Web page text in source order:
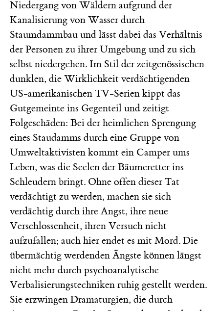
Niedergang von Wäldern aufgrund der
Kanalisierung von Wasser durch
Staumdammbau und lässt dabei das Verhältnis
der Personen zu ihrer Umgebung und zu sich
selbst niedergehen. Im Stil der zeitgenössischen
dunklen, die Wirklichkeit verdächtigenden
US-amerikanischen TV-Serien kippt das
Gutgemeinte ins Gegenteil und zeitigt
Folgeschäden: Bei der heimlichen Sprengung
eines Staudamms durch eine Gruppe von
Umweltaktivisten kommt ein Camper ums
Leben, was die Seelen der Bäumeretter ins
Schleudern bringt. Ohne offen dieser Tat
verdächtigt zu werden, machen sie sich
verdächtig durch ihre Angst, ihre neue
Verschlossenheit, ihren Versuch nicht
aufzufallen; auch hier endet es mit Mord. Die
übermächtig werdenden Ängste können längst
nicht mehr durch psychoanalytische
Verbalisierungstechniken ruhig gestellt werden.
Sie erzwingen Dramaturgien, die durch